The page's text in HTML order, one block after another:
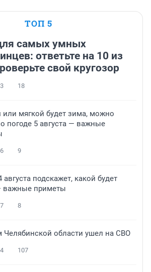
ТОП 5
самых умных
ответьте на 10 из
свой кругозор
18
или мягкой будет зима, можно
погоде 5 августа — важные
9
августа подскажет, какой будет
важные приметы
8
Челябинской области ушел на СВО
107